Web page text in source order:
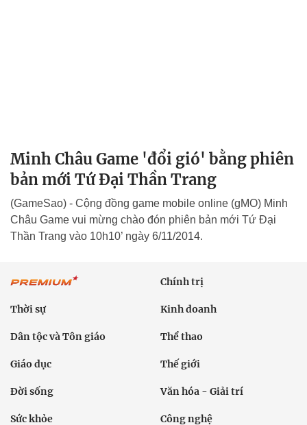
Minh Châu Game 'đổi gió' bằng phiên
bản mới Tứ Đại Thần Trang
(GameSao) - Cộng đồng game mobile online (gMO) Minh
Châu Game vui mừng chào đón phiên bản mới Tứ Đại
Thần Trang vào 10h10’ ngày 6/11/2014.
Chính trị
Thời sự Kinh doanh
Dân tộc và Tôn giáo Thể thao
Giáo dục Thế giới
Đời sống Văn hóa - Giải trí
Sức khỏe Công nghệ